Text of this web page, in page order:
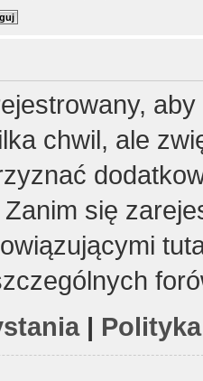
chwil, ale
się
|